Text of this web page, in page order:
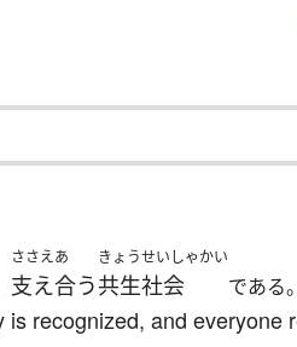
ささえあ
支え合う
きょうせいしゃかい
共生社会 である。
recognized, and everyone